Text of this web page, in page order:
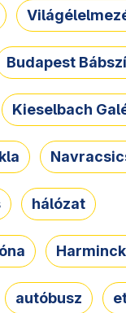
Budapest
Kieselbach
hálózat
autóbusz